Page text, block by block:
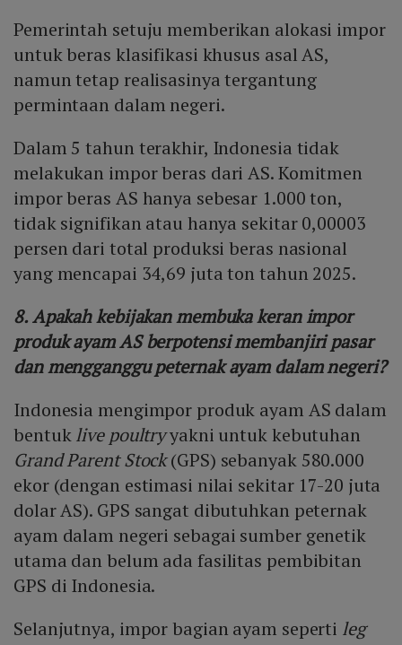
Pemerintah setuju memberikan alokasi impor
untuk beras klasifikasi khusus asal AS,
namun tetap realisasinya tergantung
permintaan dalam negeri.
Dalam 5 tahun terakhir, Indonesia tidak
melakukan impor beras dari AS. Komitmen
impor beras AS hanya sebesar 1.000 ton,
tidak signifikan atau hanya sekitar 0,00003
persen dari total produksi beras nasional
yang mencapai 34,69 juta ton tahun 2025.
8. Apakah kebijakan membuka keran impor
produk ayam AS berpotensi membanjiri pasar
dan mengganggu peternak ayam dalam negeri?
Indonesia mengimpor produk ayam AS dalam
bentuklive poultryyakni untuk kebutuhan
Grand Parent Stock(GPS) sebanyak 580.000
ekor (dengan estimasi nilai sekitar 17-20 juta
dolar AS). GPS sangat dibutuhkan peternak
ayam dalam negeri sebagai sumber genetik
utama dan belum ada fasilitas pembibitan
GPS di Indonesia.
Selanjutnya, impor bagian ayam seperti leg